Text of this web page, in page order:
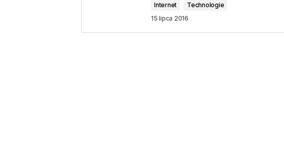
Internet
Technologie
15 lipca 2016